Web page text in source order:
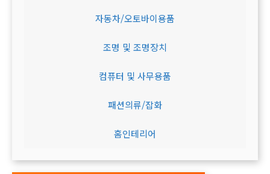
자동차/오토바이용품
조명 및 조명장치
컴퓨터 및 사무용품
패션의류/잡화
홈인테리어